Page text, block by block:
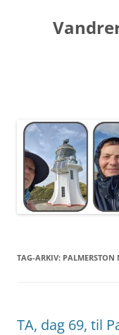
TAG-ARKIV: PALMERSTON
TA, dag 69, til